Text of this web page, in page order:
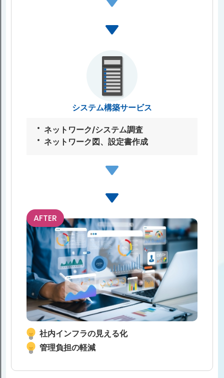
システム構築サービス
ネットワーク/システム調査
ネットワーク図、設定書作成
AFTER
社内インフラの見える化
管理負担の軽減